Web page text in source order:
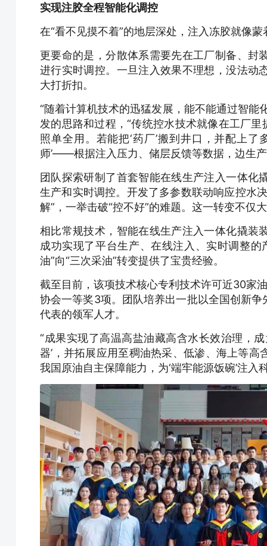
实现注胶全程智能化调控
在“看不见摸不着”的地层深处，注入冻胶就像
更要命的是，分散体系需要先在工厂制备、封
进行实时调控。一旦注入效果不理想，没法动
大打折扣。
“随着计算机技术的迅猛发展，能不能通过智能
发的思路和过程，“传统控水技术就像在工厂里
照单全用。若能把‘药厂’搬到井口，并配上
师’——根据注入压力、储层反馈等数据，边生
团队探索研制了首套智能在线生产注入一体化
生产和实时调控。开发了多参数联动响应控水
解”，一举击破“控不好”的难题。这一转变不仅
相比常规技术，智能在线生产注入一体化撬装
成功实现了平台生产、在线注入、实时调整
油”向“三次采油”转变提供了宝贵经验。
截至目前，该项技术核心专利技术许可近30家
协会一等奖3项。团队培养出一批以全国创新
代表的领军人才。
“成果实现了高温高盐油藏高含水长效治理，
器’，并拓展应用至稠油热采、低渗、海上等
我国原油自主保障能力，为‘端牢能源饭碗’注入